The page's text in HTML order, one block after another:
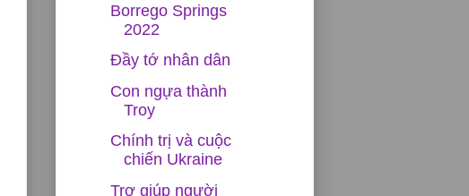
Borrego Springs
2022
Đầy tớ nhân dân
Con ngựa thành
Troy
Chính trị và cuộc
chiến Ukraine
Trợ giúp người